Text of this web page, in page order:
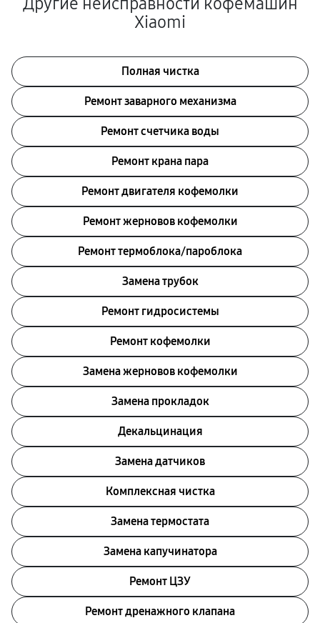
Xiaomi
Полная чистка
Ремонт заварного механизма
Ремонт счетчика воды
Ремонт крана пара
Ремонт двигателя кофемолки
Ремонт жерновов кофемолки
Ремонт термоблока/пароблока
Замена трубок
Ремонт гидросистемы
Ремонт кофемолки
Замена жерновов кофемолки
Замена прокладок
Декальцинация
Замена датчиков
Комплексная чистка
Замена термостата
Замена капучинатора
Ремонт ЦЗУ
Ремонт дренажного клапана